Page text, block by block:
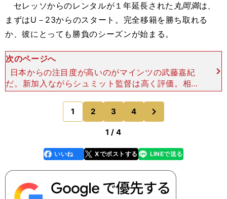
セレッソからのレンタルが１年延長された 丸岡満は、
まずはU－23からのスタート。完全移籍を勝ち取れる
か、彼にとっても勝負のシーズンが始まる。
次のページへ
日本からの注目度が高いのがマインツの武藤嘉紀
だ。新加入ながらシュミット監督は高く評価。相手
のスタイルによってウイングかトップか使い分ける
と指揮官が明言しており、「このままいけばブンデ
スリーガでプレイす
1 2 3 4
のページへ
1 / 4
faceboo
k
いいね Xでポストする
line LINEで送る